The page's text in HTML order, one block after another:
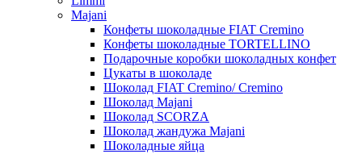
Majani
Конфеты шоколадные FIAT Cremino
Конфеты шоколадные TORTELLINO
Подарочные коробки шоколадных конфет
Цукаты в шоколаде
Шоколад FIAT Cremino/ Cremino
Шоколад Majani
Шоколад SCORZA
Шоколад жандужа Majani
Шоколадные яйца